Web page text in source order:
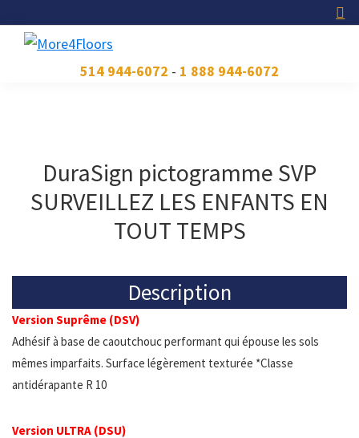
More4Floors514 944-6072 - 1 888 944-6072
DuraSign pictogramme SVP
SURVEILLEZ LES ENFANTS EN
TOUT TEMPS
Description
Version Suprême (DSV)
Adhésif à base de caoutchouc performant qui épouse les sols
mêmes imparfaits. Surface légèrement texturée *Classe
antidérapante R 10
Version ULTRA (DSU)